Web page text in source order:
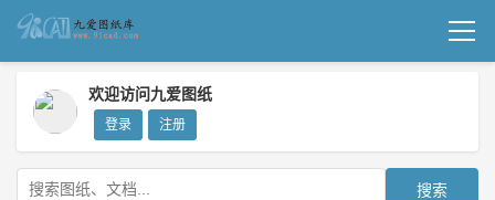
机械图纸
成套图纸
欢迎访问九爱图纸
登录 注册
搜索